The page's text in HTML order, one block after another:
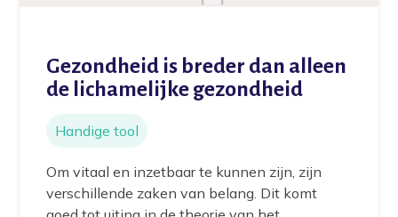
Contact
Gezondheid is breder dan alleen
de lichamelijke gezondheid
Handige tool
Om vitaal en inzetbaar te kunnen zijn, zijn
verschillende zaken van belang. Dit komt